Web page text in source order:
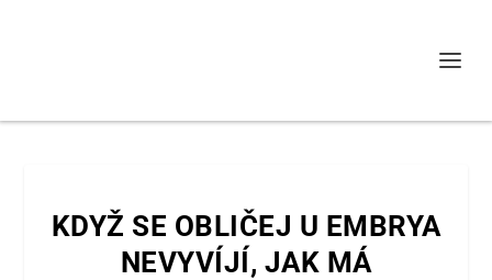
KDYŽ SE OBLIČEJ U EMBRYA
NEVYVÍJÍ, JAK MÁ